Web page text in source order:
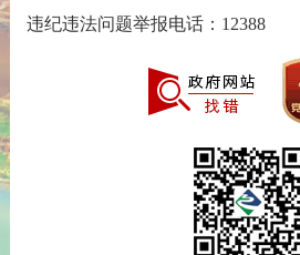
违纪违法问题举报电话：12388